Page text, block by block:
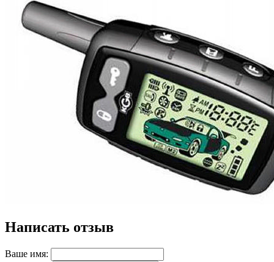
Написать отзыв
Ваше имя: